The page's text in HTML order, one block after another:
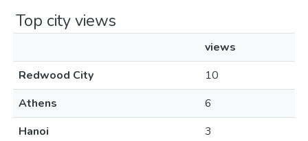
Top city views
views
Redwood City
10
Athens
6
Hanoi
3